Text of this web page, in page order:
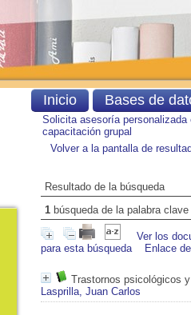
Solicita asesoría personalizada
capacitación grupal
Volver a la pantalla de
Resultado de la búsqueda
1 búsqueda de la palabra clave
Ver los
para esta búsqueda
Enlace
Trastornos psicológicos
Lasprilla, Juan Carlos
Inicio Bases de